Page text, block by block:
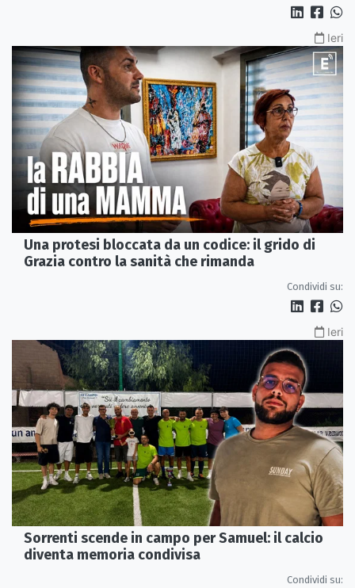
Ieri
Una protesi bloccata da un codice: il grido di
Grazia contro la sanità che rimanda
Condividi su:
Ieri
Sorrenti scende in campo per Samuel: il calcio
diventa memoria condivisa
Condividi su: